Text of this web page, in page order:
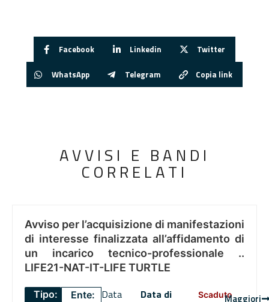
Facebook Linkedin Twitter
WhatsApp Telegram Copia link
AVVISI E BANDI
CORRELATI
Avviso per l’acquisizione di manifestazioni
di interesse finalizzata all’affidamento di
un incarico tecnico-professionale ..
LIFE21-NAT-IT-LIFE TURTLE
Tipo: Ente:
Data
Data di
ScadutoMaggiori